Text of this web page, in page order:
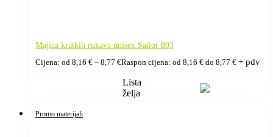
Majica kratkih rukava unisex Sailor 803
Cijena: od 8,16 € – 8,77 €Raspon cijena: od 8,16 € do 8,77 € + pdv
Lista
želja
Promo materijali